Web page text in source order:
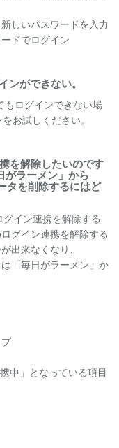
しいパスワードを入力
ドでログイン
ンができない。
もログインできない場
お試しください。
を解除したいのです
がラーメン」から
タを削除するにはど
イン連携を解除する
グイン連携を解除する
出来なくなり、
「毎日がラーメン」か
中」となっている項目